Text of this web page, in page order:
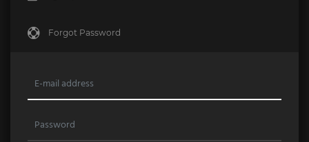
Forgot Password